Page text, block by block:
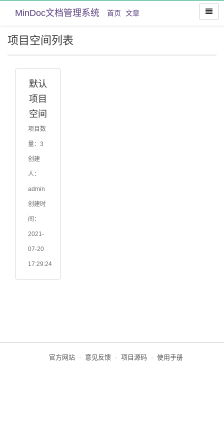
MinDoc文档管理系统 首页 文章
项目空间列表
默认
项目
空间
项目数
量：3
创建
人：
admin
创建时
间：
2021-
07-20
17:29:24
官方网站 · 意见反馈 · 项目源码 · 使用手册